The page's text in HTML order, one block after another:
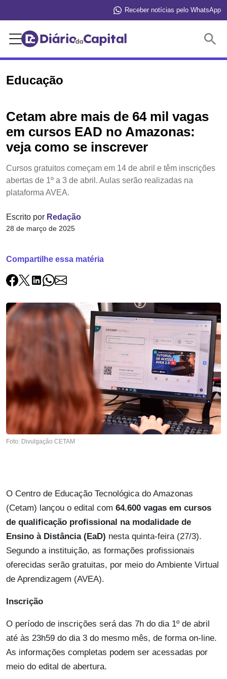
Receber notícias pelo WhatsApp
Educação
Cetam abre mais de 64 mil vagas
em cursos EAD no Amazonas:
veja como se inscrever
Cursos gratuitos começam em 14 de abril e têm inscrições
abertas de 1º a 3 de abril. Aulas serão realizadas na
plataforma AVEA.
Escrito por Redação
28 de março de 2025
Compartilhe essa matéria
Foto: Divulgação CETAM
O Centro de Educação Tecnológica do Amazonas
(Cetam) lançou o edital com 64.600 vagas em cursos
de qualificação profissional na modalidade de
Ensino à Distância (EaD) nesta quinta-feira (27/3).
Segundo a instituição, as formações profissionais
oferecidas serão gratuitas, por meio do Ambiente Virtual
de Aprendizagem (AVEA).
Inscrição
O período de inscrições será das 7h do dia 1º de abril
até às 23h59 do dia 3 do mesmo mês, de forma on-line.
As informações completas podem ser acessadas por
meio do edital de abertura.